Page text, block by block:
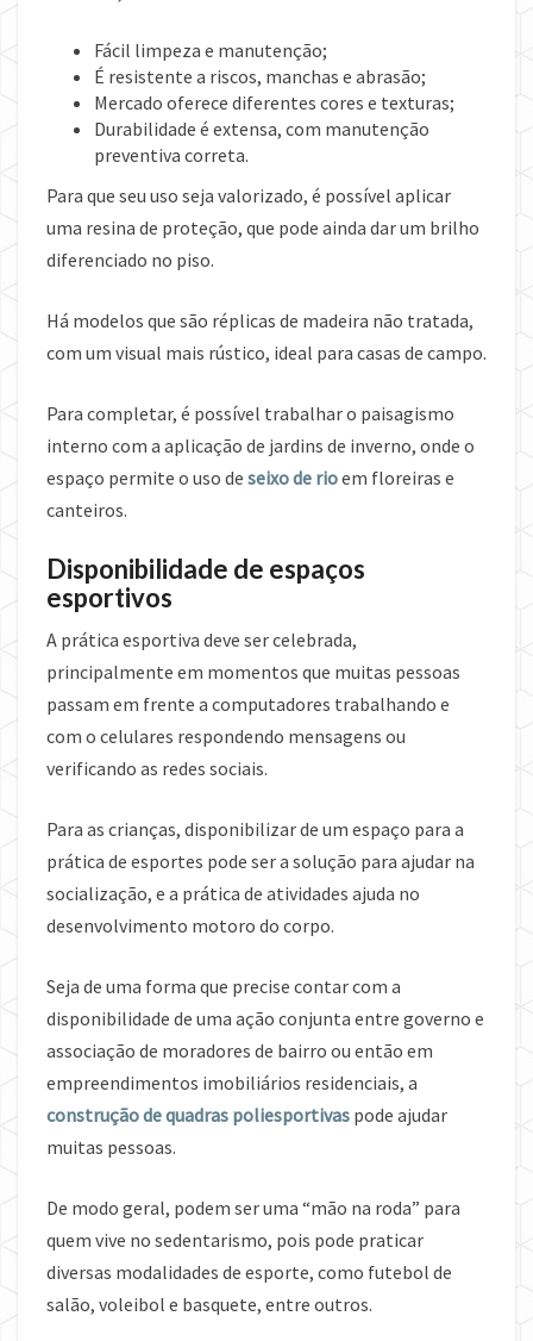
Fácil limpeza e manutenção;
É resistente a riscos, manchas e abrasão;
Mercado oferece diferentes cores e texturas;
Durabilidade é extensa, com manutenção
preventiva correta.
Para que seu uso seja valorizado, é possível aplicar
uma resina de proteção, que pode ainda dar um brilho
diferenciado no piso.
Há modelos que são réplicas de madeira não tratada,
com um visual mais rústico, ideal para casas de campo.
Para completar, é possível trabalhar o paisagismo
interno com a aplicação de jardins de inverno, onde o
espaço permite o uso de seixo de rioem floreiras e
canteiros.
Disponibilidade de espaços
esportivos
A prática esportiva deve ser celebrada,
principalmente em momentos que muitas pessoas
passam em frente a computadores trabalhando e
com o celulares respondendo mensagens ou
verificando as redes sociais.
Para as crianças, disponibilizar de um espaço para a
prática de esportes pode ser a solução para ajudar na
socialização, e a prática de atividades ajuda no
desenvolvimento motoro do corpo.
Seja de uma forma que precise contar com a
disponibilidade de uma ação conjunta entre governo e
associação de moradores de bairro ou então em
empreendimentos imobiliários residenciais, a
construção de quadras poliesportivas pode ajudar
muitas pessoas.
De modo geral, podem ser uma “mão na roda” para
quem vive no sedentarismo, pois pode praticar
diversas modalidades de esporte, como futebol de
salão, voleibol e basquete, entre outros.